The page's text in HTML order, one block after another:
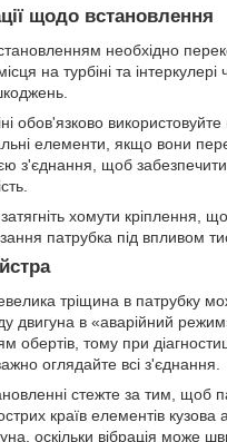
щодо встановлення
необхідно
на турбіні та інтеркулері
обов'язково використовуйте
елементи, якщо вони
з'єднання, щоб
хомути кріплення,
патрубка під впливом
тріщина в патрубку
двигуна в «аварійний
обертів, тому при
оглядайте всі з'єднання.
стежте за тим, щоб
країв елементів кузова
оскільки вібрація може